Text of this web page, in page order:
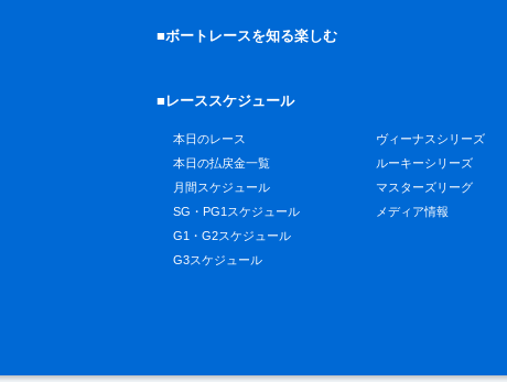
■ボートレースを知る楽しむ
■レーススケジュール
本日のレース
本日の払戻金一覧
月間スケジュール
SG・PG1スケジュール
G1・G2スケジュール
G3スケジュール
ヴィーナスシリーズ
ルーキーシリーズ
マスターズリーグ
メディア情報